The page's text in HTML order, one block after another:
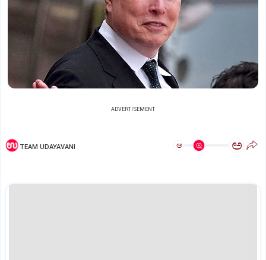
ADVERTISEMENT
TEAM UDAYAVANI ಅ ಅ